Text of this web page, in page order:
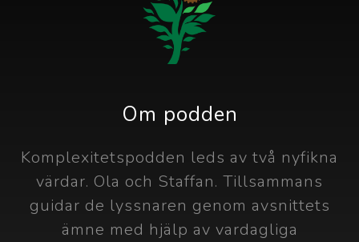
Om podden
Komplexitetspodden leds av två nyfikna
värdar. Ola och Staffan. Tillsammans
guidar de lyssnaren genom avsnittets
ämne med hjälp av vardagliga